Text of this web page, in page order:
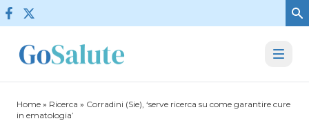
Vai al contenuto
Home » Ricerca » Corradini (Sie), ‘serve ricerca su come garantire cure
in ematologia’